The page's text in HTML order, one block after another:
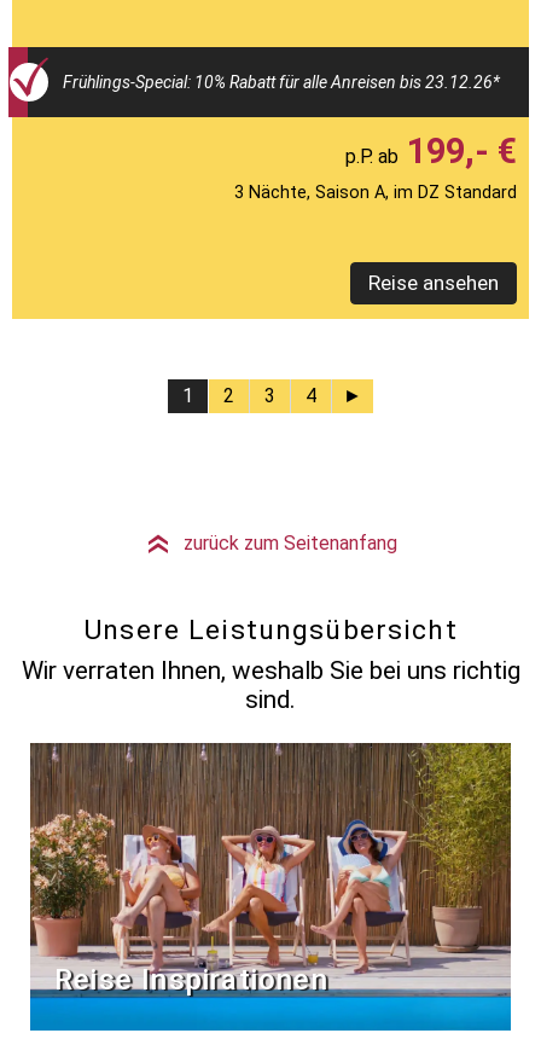
Frühlings-Special: 10% Rabatt für alle Anreisen bis 23.12.26*
199,- €
3 Nächte, Saison A, im DZ Standard
Reise ansehen
1 2 3 4 ►
» zurück zum Seitenanfang
Unsere Leistungsübersicht
Wir verraten Ihnen, weshalb Sie bei uns richtig
sind.
Reise Inspirationen